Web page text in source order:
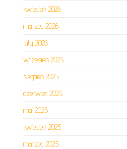
kwiecień 2026
marzec 2026
luty 2026
wrzesień 2025
sierpień 2025
czerwiec 2025
maj 2025
kwiecień 2025
marzec 2025